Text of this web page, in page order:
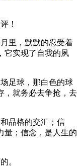
！
里，默默的忍受着
它实现了自我的夙
足球，那白色的球
，就务必去争抢，去
品格的交汇；信
量；信念，是人生的
。